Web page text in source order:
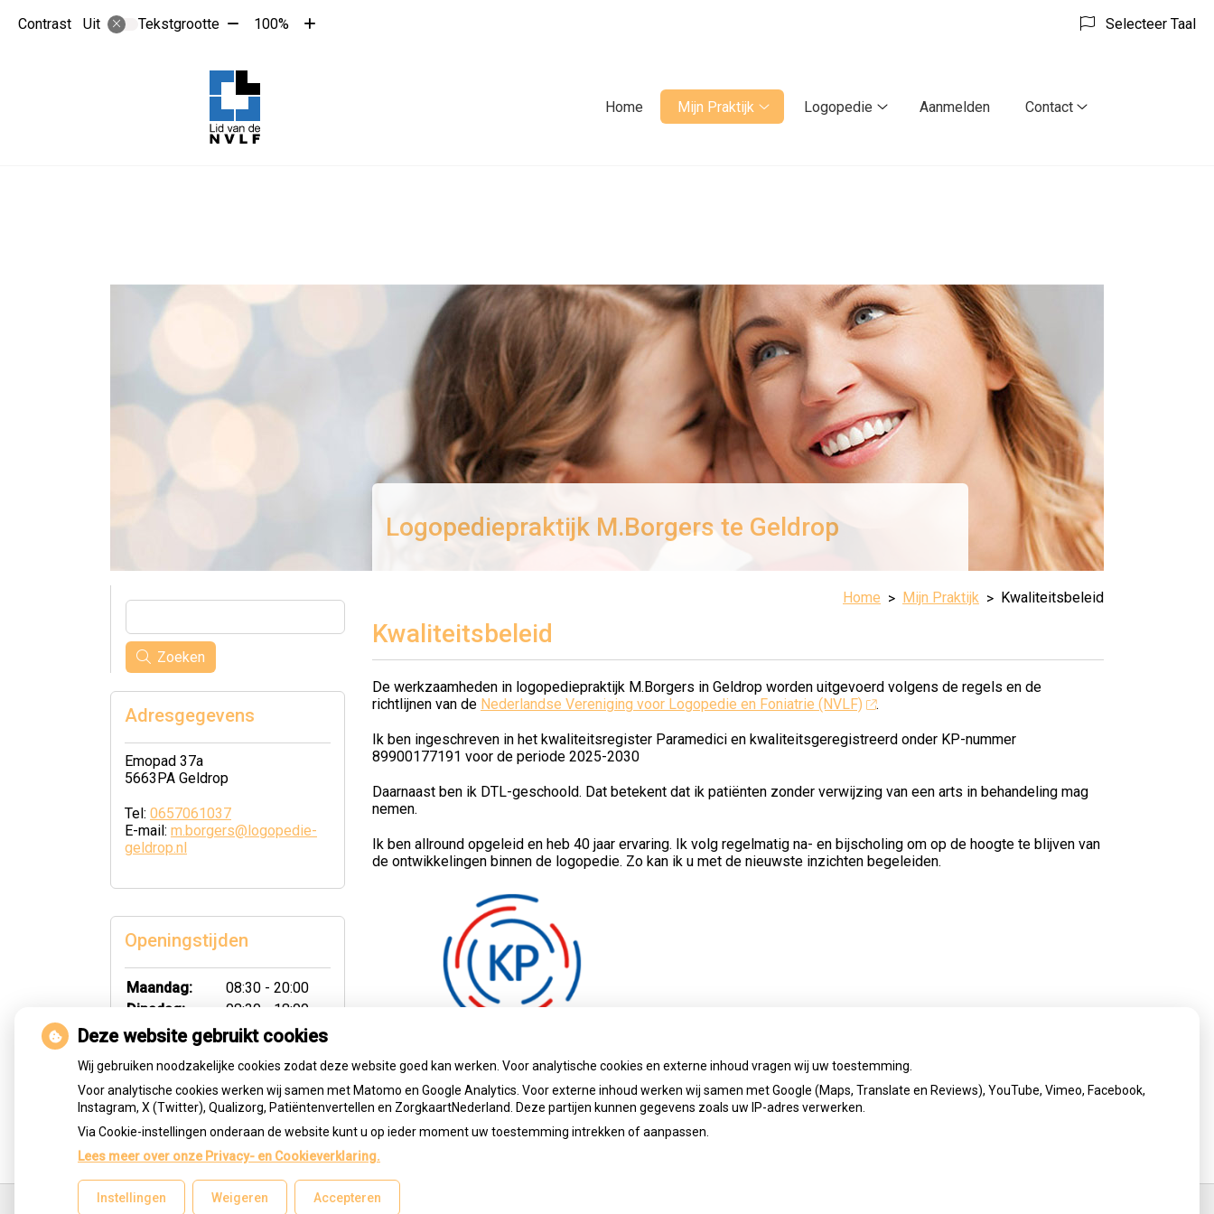
Contrast Uit Tekstgrootte Tekst
10%
100%
Tekst
Selecteer Taal
Home
Mijn Praktijk
Mijn
Logopedie
Aanmelden
Contact
Logopediepraktijk M.Borgers te Geldrop
Home Mijn Praktijk Kwaliteitsbeleid
Kwaliteitsbeleid
De werkzaamheden in logopediepraktijk M.Borgers in Geldrop worden uitgevoerd volgens de regels en de
richtlijnen van de Nederlandse Vereniging voor Logopedie en Foniatrie (NVLF) .
Ik ben ingeschreven in het kwaliteitsregister Paramedici en kwaliteitsgeregistreerd onder KP-nummer
89900177191 voor de periode 2025-2030
Daarnaast ben ik DTL-geschoold. Dat betekent dat ik patiënten zonder verwijzing van een arts in behandeling mag
nemen.
Ik ben allround opgeleid en heb 40 jaar ervaring. Ik volg regelmatig na- en bijscholing om op de hoogte te blijven van
de ontwikkelingen binnen de logopedie. Zo kan ik u met de nieuwste inzichten begeleiden.
Zoeken
Adresgegevens
Emopad 37a
5663PA Geldrop
Tel: 0657061037
E-mail: m.borgers@logopedie-
geldrop.nl
Openingstijden
Maandag:
08:30 - 20:00
Dinsdag:
08:30 - 18:00
Woensdag:
08:30 - 18:00
Deze website gebruikt cookies
Wij gebruiken noodzakelijke cookies zodat deze website goed kan werken. Voor analytische cookies en externe inhoud vragen wij uw toestemming.
Voor analytische cookies werken wij samen met Matomo en Google Analytics. Voor externe inhoud werken wij samen met Google (Maps, Translate en Reviews), YouTube, Vimeo, Facebook,
Instagram, X (Twitter), Qualizorg, Patiëntenvertellen en ZorgkaartNederland. Deze partijen kunnen gegevens zoals uw IP-adres verwerken.
Via Cookie-instellingen onderaan de website kunt u op ieder moment uw toestemming intrekken of aanpassen.
Lees meer over onze Privacy- en Cookieverklaring.
Instellingen Weigeren Accepteren